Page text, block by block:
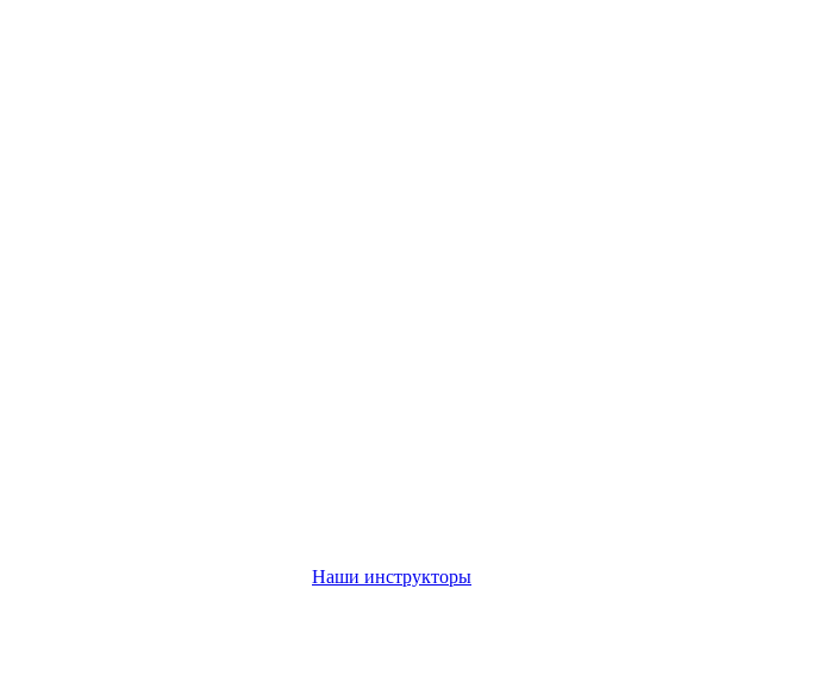
Наши инструкторы